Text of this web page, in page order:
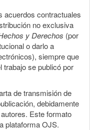
acuerdos contractuales
no exclusiva
y Derechos (por
o darlo a
siempre que
trabajo se publicó por
de transmisión de
debidamente
Este formato
plataforma OJS.